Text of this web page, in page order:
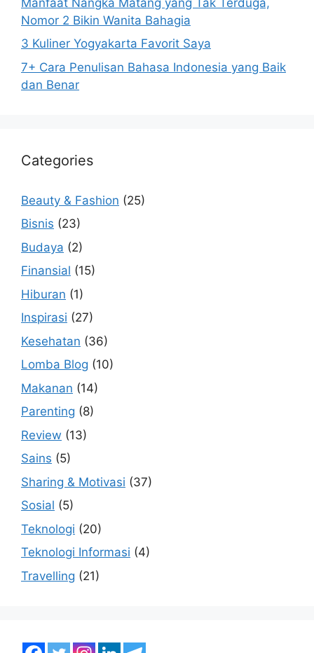
Nomor 2 Bikin Wanita Bahagia
3 Kuliner Yogyakarta Favorit Saya
7+ Cara Penulisan Bahasa Indonesia yang Baik
dan Benar
Categories
Beauty & Fashion (25)
Bisnis (23)
Budaya (2)
Finansial (15)
Hiburan (1)
Inspirasi (27)
Kesehatan (36)
Lomba Blog (10)
Makanan (14)
Parenting (8)
Review (13)
Sains (5)
Sharing & Motivasi (37)
Sosial (5)
Teknologi (20)
Teknologi Informasi (4)
Travelling (21)